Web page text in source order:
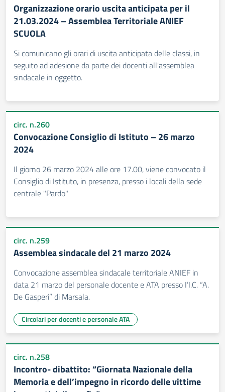
Organizzazione orario uscita anticipata per il
21.03.2024 – Assemblea Territoriale ANIEF
SCUOLA
Si comunicano gli orari di uscita anticipata delle classi, in
seguito ad adesione da parte dei docenti all'assemblea
sindacale in oggetto.
circ. n.260
Convocazione Consiglio di Istituto – 26 marzo
2024
Il giorno 26 marzo 2024 alle ore 17.00, viene convocato il
Consiglio di Istituto, in presenza, presso i locali della sede
centrale "Pardo"
circ. n.259
Assemblea sindacale del 21 marzo 2024
Convocazione assemblea sindacale territoriale ANIEF in
data 21 marzo del personale docente e ATA presso I’I.C. “A.
De Gasperi” di Marsala.
Circolari per docenti e personale ATA
circ. n.258
Incontro- dibattito: “Giornata Nazionale della
Memoria e dell’impegno in ricordo delle vittime